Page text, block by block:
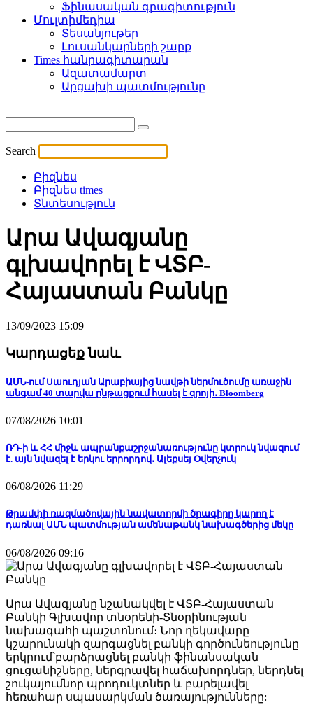
Ֆինասական գրագիտություն
Մուլտիմեդիա
Տեսանյութեր
Լուսանկարների շարք
Times հանրագիտարան
Ազատամարտ
Արցախի պատմությունը
Search
Բիզնես
Բիզնես times
Տնտեսություն
Արա Ավագյանը
գլխավորել է ՎՏԲ-
Հայաստան Բանկը
13/09/2023 15:09
Կարդացեք նաև
ԱՄՆ-ում Սաուդյան Արաբիայից նավթի ներմուծումը առաջին
անգամ 40 տարվա ընթացքում հասել է զրոյի․ Bloomberg
07/08/2026 10:01
ՌԴ-ի և ՀՀ միջև ապրանքաշրջանառությունը կտրուկ նվազում
է. այն նվազել է երկու երրորդով․ Ալեքսեյ Օվերչուկ
06/08/2026 11:29
Թրամփի ռազմածովային նավատորմի ծրագիրը կարող է
դառնալ ԱՄՆ պատմության ամենաթանկ նախագծերից մեկը
06/08/2026 09:16
Արա Ավագյանը նշանակվել է ՎՏԲ-Հայաստան
Բանկի Գլխավոր տնօրենի-Տնօրինության
նախագահի պաշտոնում։ Նոր ղեկավարը
կշարունակի զարգացնել բանկի գործունեությունը
երկրում՝բարձրացնել բանկի ֆինանսական
ցուցանիշները, ներգրավել հաճախորդներ, ներդնել
շուկայումնոր պրոդուկտներ և բարելավել
հեռահար սպասարկման ծառայությունները: